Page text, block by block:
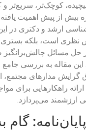
کوچک‌تر، سریع‌تر
بیش از پیش اهمیت
ارشد و دکتری در
نظری است، بلکه بستری
حل مسائل
مقاله به بررسی جامع
گرایش مدارهای مجتمع،
راهکارهایی برای
ارزشمند می‌پردازد.
گام